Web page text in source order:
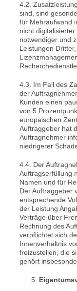
4.2.
sind, sind
für Mehraufwand
nicht
notwendiger und
Leistungen
4.3. Im Fall des
der
Kunden einen
von 5
europäischen
Auftraggeber hat
Auftragnehmer
niedrigerer
4.4. Der
Auftragserfüllung
Namen und für
Der Auftraggeber
entsprechende
der Leistung
Verträge über
Rechnung des
verpflichtet sich
Innenverhältnis
freizustellen, die
gehört